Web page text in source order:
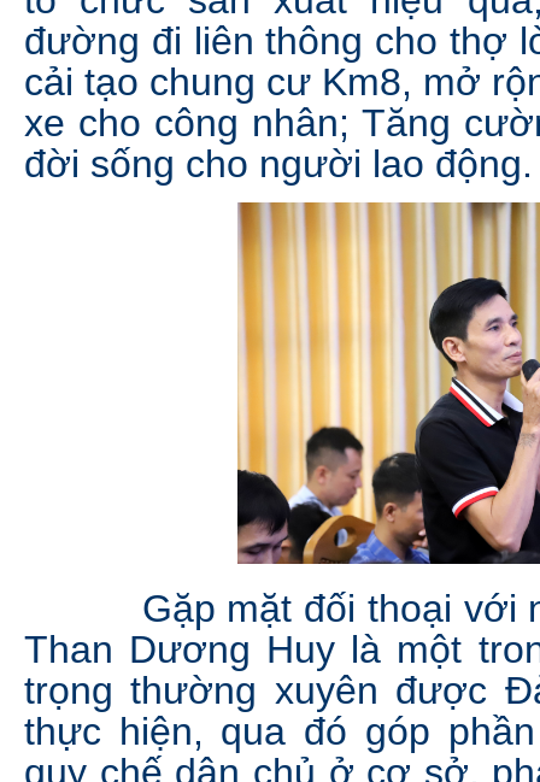
đường đi liên thông cho thợ
cải tạo chung cư Km8, mở
xe cho công nhân; Tăng
đời sống cho người lao động.
Gặp mặt đối thoại với
Than Dương Huy là một
trọng thường xuyên được
thực hiện, qua đó góp
quy chế dân chủ ở cơ sở,